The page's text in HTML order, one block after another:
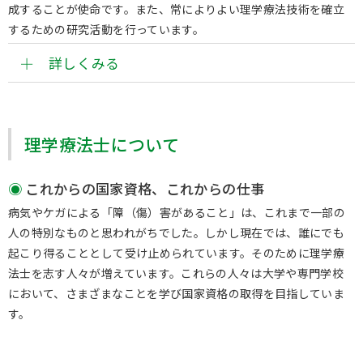
成することが使命です。また、常によりよい理学療法技術を確立
するための研究活動を行っています。
詳しくみる
理学療法士について
これからの国家資格、これからの仕事
病気やケガによる「障（傷）害があること」は、これまで一部の
人の特別なものと思われがちでした。しかし現在では、誰にでも
起こり得ることとして受け止められています。そのために理学療
法士を志す人々が増えています。これらの人々は大学や専門学校
において、さまざまなことを学び国家資格の取得を目指していま
す。